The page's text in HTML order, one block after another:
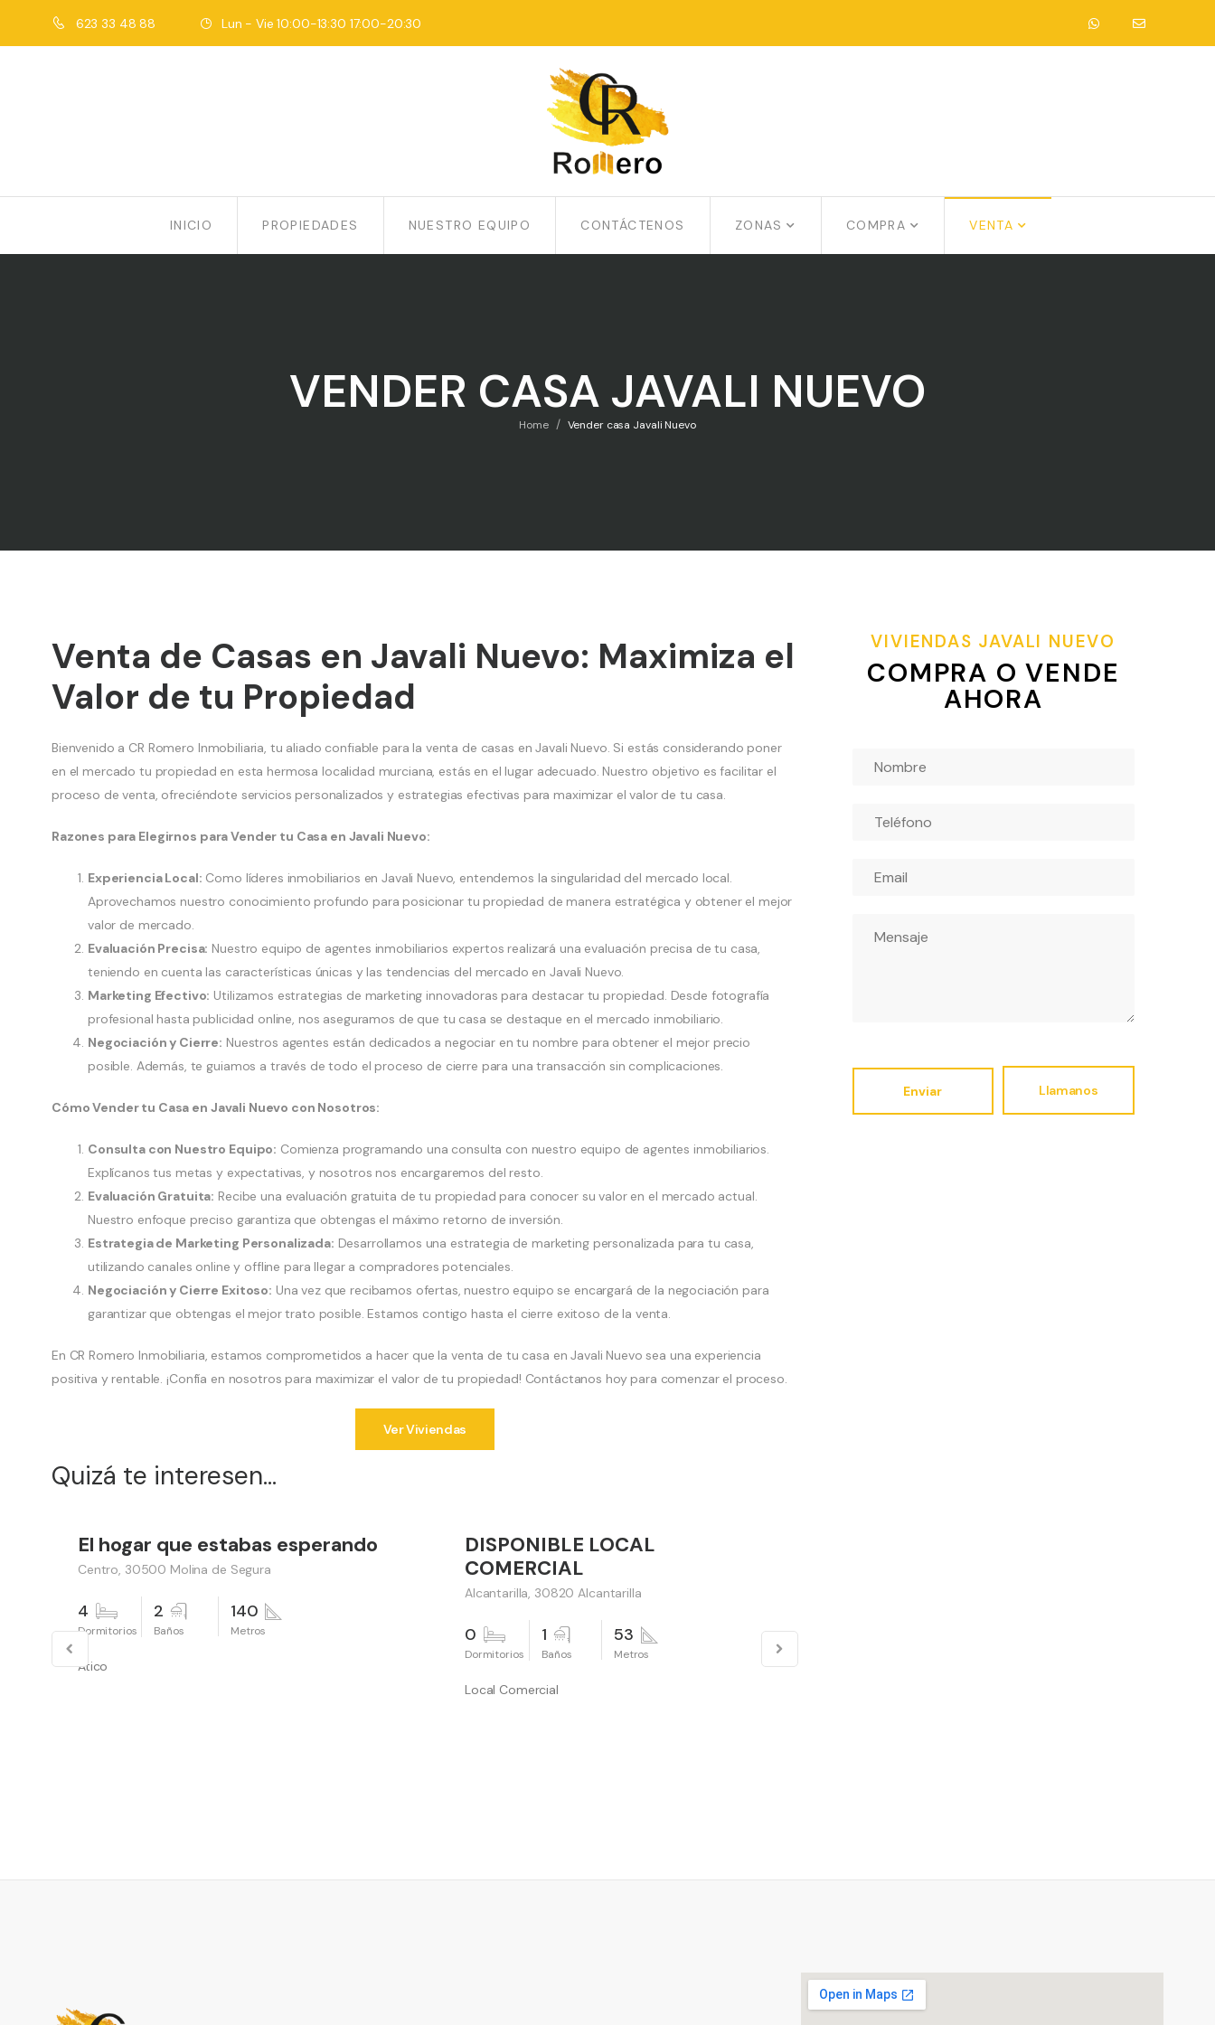
623 33 48 88 Lun - Vie 10:00-13:30 17:00-20:30
INICIO PROPIEDADES NUESTRO EQUIPO CONTÁCTENOS ZONAS COMPRA VENTA
VENDER CASA JAVALI NUEVO
Home / Vender casa Javali Nuevo
Venta de Casas en Javali Nuevo: Maximiza el
Valor de tu Propiedad
Bienvenido a CR Romero Inmobiliaria, tu aliado confiable para la venta de casas en Javali Nuevo. Si estás considerando poner
en el mercado tu propiedad en esta hermosa localidad murciana, estás en el lugar adecuado. Nuestro objetivo es facilitar el
proceso de venta, ofreciéndote servicios personalizados y estrategias efectivas para maximizar el valor de tu casa.
Razones para Elegirnos para Vender tu Casa en Javali Nuevo:
Experiencia Local: Como líderes inmobiliarios en Javali Nuevo, entendemos la singularidad del mercado local.
Aprovechamos nuestro conocimiento profundo para posicionar tu propiedad de manera estratégica y obtener el mejor
valor de mercado.
Evaluación Precisa: Nuestro equipo de agentes inmobiliarios expertos realizará una evaluación precisa de tu casa,
teniendo en cuenta las características únicas y las tendencias del mercado en Javali Nuevo.
Marketing Efectivo: Utilizamos estrategias de marketing innovadoras para destacar tu propiedad. Desde fotografía
profesional hasta publicidad online, nos aseguramos de que tu casa se destaque en el mercado inmobiliario.
Negociación y Cierre: Nuestros agentes están dedicados a negociar en tu nombre para obtener el mejor precio
posible. Además, te guiamos a través de todo el proceso de cierre para una transacción sin complicaciones.
Cómo Vender tu Casa en Javali Nuevo con Nosotros:
Consulta con Nuestro Equipo: Comienza programando una consulta con nuestro equipo de agentes inmobiliarios.
Explícanos tus metas y expectativas, y nosotros nos encargaremos del resto.
Evaluación Gratuita: Recibe una evaluación gratuita de tu propiedad para conocer su valor en el mercado actual.
Nuestro enfoque preciso garantiza que obtengas el máximo retorno de inversión.
Estrategia de Marketing Personalizada: Desarrollamos una estrategia de marketing personalizada para tu casa,
utilizando canales online y offline para llegar a compradores potenciales.
Negociación y Cierre Exitoso: Una vez que recibamos ofertas, nuestro equipo se encargará de la negociación para
garantizar que obtengas el mejor trato posible. Estamos contigo hasta el cierre exitoso de la venta.
En CR Romero Inmobiliaria, estamos comprometidos a hacer que la venta de tu casa en Javali Nuevo sea una experiencia
positiva y rentable. ¡Confía en nosotros para maximizar el valor de tu propiedad! Contáctanos hoy para comenzar el proceso.
Ver Viviendas
Quizá te interesen...
Vender
199,000 €
El hogar que estabas esperando
Centro, 30500 Molina de Segura
4 2 140
Ático
Vender
DISPONIBLE LOCAL
COMERCIAL
Alcantarilla, 30820 Alcantarilla
0 1 53
Local Comercial
Llamanos
VIVIENDAS JAVALI NUEVO
COMPRA O VENDE
AHORA
Enviar